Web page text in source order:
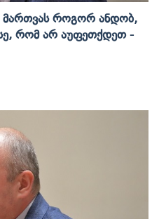
Როგორ Ანდობ,
Რომ Არ Აუფეთქდეთ -